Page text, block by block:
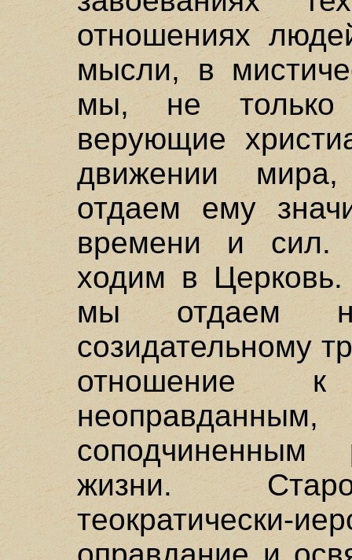
отношениях
мысли, в
мы, не
верующие
движении
отдаем ему
времени и сил.
ходим в
мы отдаем
созидательному
отношение
соподчиненным
жизни.
теократически-